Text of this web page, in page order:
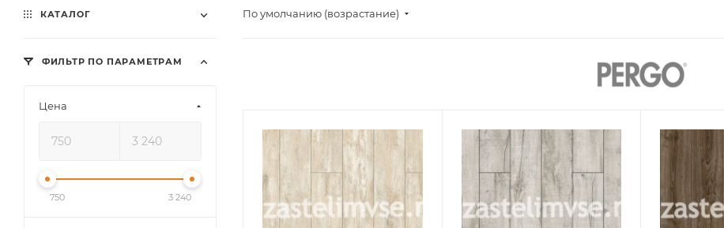
По умолчанию (возрастание)
КАТАЛОГ
ФИЛЬТР ПО ПАРАМЕТРАМ
Цена
750 3 240